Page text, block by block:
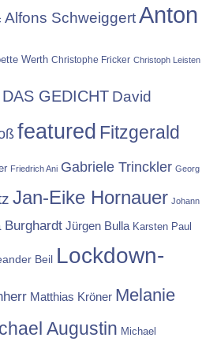
Alfons SchweiggertAnton
Werth Christophe Fricker Christoph Leisten
DAS GEDICHT David
featured Fitzgerald
Friedrich Ani Gabriele Trinckler Georg
Jan-Eike Hornauer Johann
Burghardt Jürgen Bulla Karsten Paul
Beil Lockdown-
Matthias Kröner Melanie
Augustin Michael